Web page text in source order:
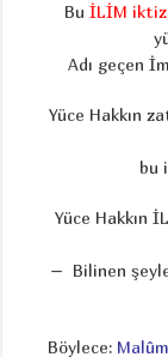
BuİLİM
Adı geçen
Yüce Hakkın
bu
Yüce Hakkın
– Bilinen
Böylece: